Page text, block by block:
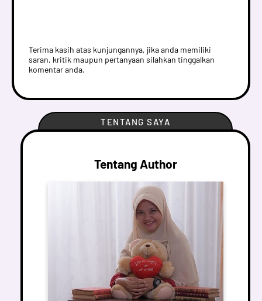
Terima kasih atas kunjungannya, jika anda memiliki
saran, kritik maupun pertanyaan silahkan tinggalkan
komentar anda.
TENTANG SAYA
Tentang Author